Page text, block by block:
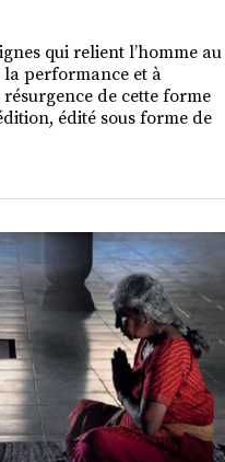
qui relient l’homme au
la performance et à
de cette forme
édité sous forme de